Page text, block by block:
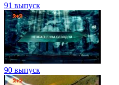
91 выпуск
90 выпуск